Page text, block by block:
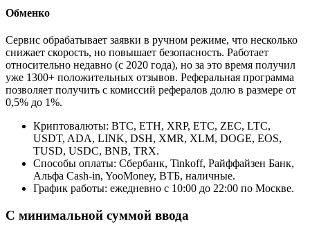
Обменко
Сервис обрабатывает заявки в ручном режиме, что несколько
снижает скорость, но повышает безопасность. Работает
относительно недавно (с 2020 года), но за это время получил
уже 1300+ положительных отзывов. Реферальная программа
позволяет получить с комиссий рефералов долю в размере от
0,5% до 1%.
Криптовалюты: BTC, ETH, XRP, ETC, ZEC, LTC,
USDT, ADA, LINK, DSH, XMR, XLM, DOGE, EOS,
TUSD, USDC, BNB, TRX.
Способы оплаты: Сбербанк, Tinkoff, Райффайзен Банк,
Альфа Cash-in, YooMoney, ВТБ, наличные.
График работы: ежедневно с 10:00 до 22:00 по Москве.
С минимальной суммой ввода